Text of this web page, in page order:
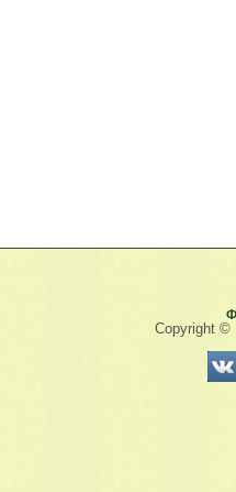
Copyright ©